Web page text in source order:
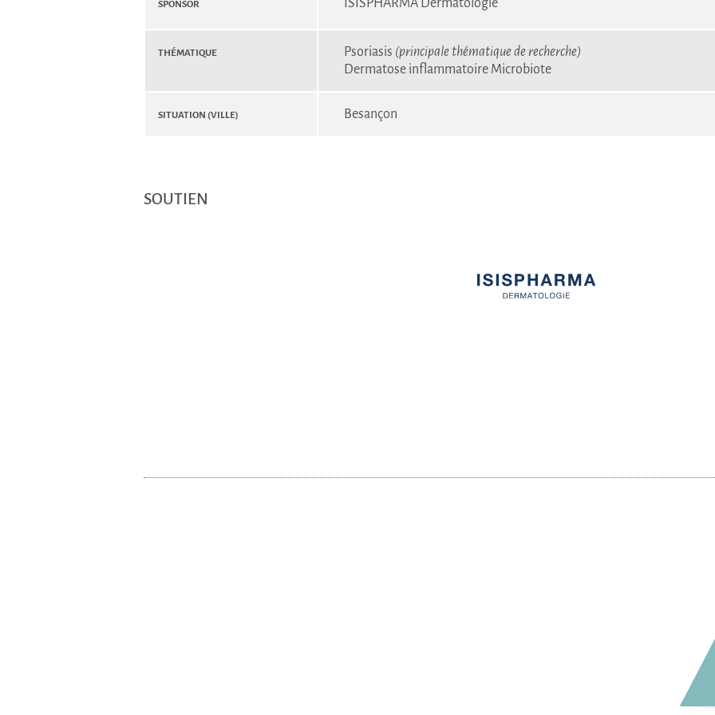
Sponsor ISISPHARMA Dermatologie
Thématique Psoriasis (principale thématique de recherche)
Dermatose inflammatoire Microbiote
Situation (Ville) Besançon
SOUTIEN